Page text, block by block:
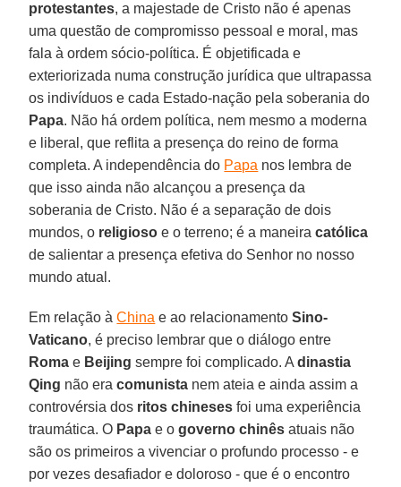
protestantes, a majestade de Cristo não é apenas
uma questão de compromisso pessoal e moral, mas
fala à ordem sócio-política. É objetificada e
exteriorizada numa construção jurídica que ultrapassa
os indivíduos e cada Estado-nação pela soberania do
Papa. Não há ordem política, nem mesmo a moderna
e liberal, que reflita a presença do reino de forma
completa. A independência do Papa nos lembra de
que isso ainda não alcançou a presença da
soberania de Cristo. Não é a separação de dois
mundos, o religioso e o terreno; é a maneiracatólica
de salientar a presença efetiva do Senhor no nosso
mundo atual.
Em relação àChina e ao relacionamentoSino-
Vaticano, é preciso lembrar que o diálogo entre
Roma e Beijing sempre foi complicado. Adinastia
Qing não era comunista nem ateia e ainda assim a
controvérsia dos ritos chineses foi uma experiência
traumática. O Papa e ogoverno chinês atuais não
são os primeiros a vivenciar o profundo processo - e
por vezes desafiador e doloroso - que é o encontro